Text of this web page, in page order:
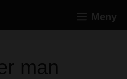
Meny
man